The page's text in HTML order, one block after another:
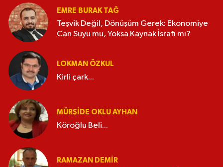
EMRE BURAK TAĞ
Teşvik Değil, Dönüşüm Gerek: Ekonomiye
Can Suyu mu, Yoksa Kaynak İsrafı mı?
LOKMAN ÖZKUL
Kirli çark...
MÜRŞIDE OKLU AYHAN
Köroğlu Beli...
RAMAZAN DEMİR